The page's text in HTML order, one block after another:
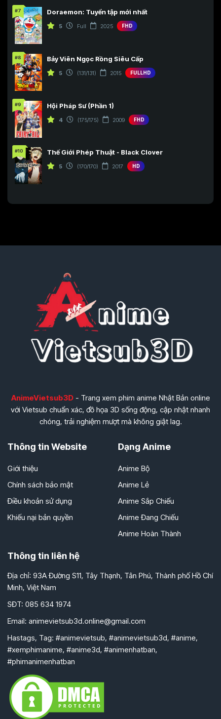
#7 Doraemon: Tuyển tập mới nhất
5 Full 2025 FHD
#8 Bảy Viên Ngọc Rồng Siêu Cấp
5 (131/131) 2015 FULLHD
#9 Hội Pháp Sư (Phần 1)
4 (175/175) 2009 FHD
#10 Thế Giới Phép Thuật - Black Clover
5 (170/170) 2017 HD
AnimeVietsub3D- Trang xem phim anime Nhật Bản online
với Vietsub chuẩn xác, đồ họa 3D sống động, cập nhật nhanh
chóng, trải nghiệm mượt mà không giật lag.
Thông tin Website
Giới thiệu
Chính sách bảo mật
Điều khoản sử dụng
Khiếu nại bản quyền
Dạng Anime
Anime Bộ
Anime Lẻ
Anime Sắp Chiếu
Anime Đang Chiếu
Anime Hoàn Thành
Thông tin liên hệ
Địa chỉ: 93A Đường S11, Tây Thạnh, Tân Phú, Thành phố Hồ Chí
Minh, Việt Nam
SĐT: 085 634 1974
Email: animevietsub3d.online@gmail.com
Hastags, Tag: #animevietsub, #animevietsub3d, #anime,
#xemphimanime, #anime3d, #animenhatban,
#phimanimenhatban